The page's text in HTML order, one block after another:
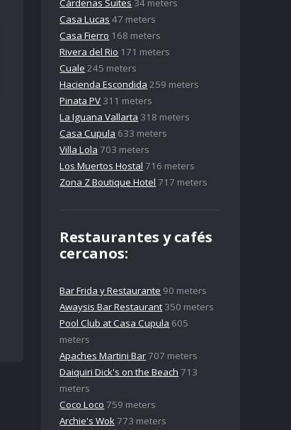
Cárdenas Suites 34 meters
Casa Lucas 47 meters
Casa Fierro 168 meters
Rivera del Rio 171 meters
Cuale 245 meters
Hacienda Escondida 259 meters
Pinata PV 311 meters
La Iguana Vallarta 318 meters
Casa Cupula 633 meters
Villa Lola 703 meters
Los Muertos Hostal 716 meters
Zona Z Boutique Hotel 717 meters
Restaurantes y cafés
cercanos:
Bar Frida y Restaurante 90 meters
Awaysis Bar Restaurant 350 meters
Pool Club at Casa Cupula 605
meters
Apaches Martini Bar707 meters
Daiquiri Dick's on the Beach 713
meters
Coco Loco 759 meters
Archie's Wok773 meters